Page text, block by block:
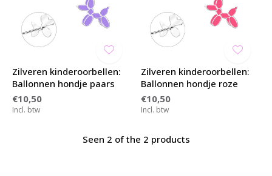
Zilveren kinderoorbellen:
Ballonnen hondje paars
€10,50
Incl. btw
Zilveren kinderoorbellen:
Ballonnen hondje roze
€10,50
Incl. btw
Seen 2 of the 2 products